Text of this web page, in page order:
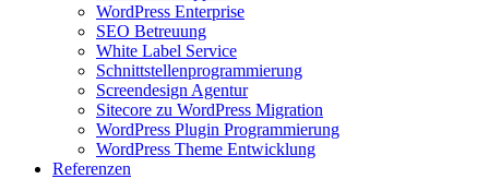
WordPress Enterprise
SEO Betreuung
White Label Service
Schnittstellenprogrammierung
Screendesign Agentur
Sitecore zu WordPress Migration
WordPress Plugin Programmierung
WordPress Theme Entwicklung
Referenzen